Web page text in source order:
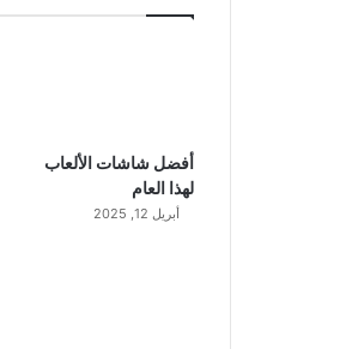
ب
u
أفضل شاشات الألعاب
لهذا العام
أبريل 12, 2025